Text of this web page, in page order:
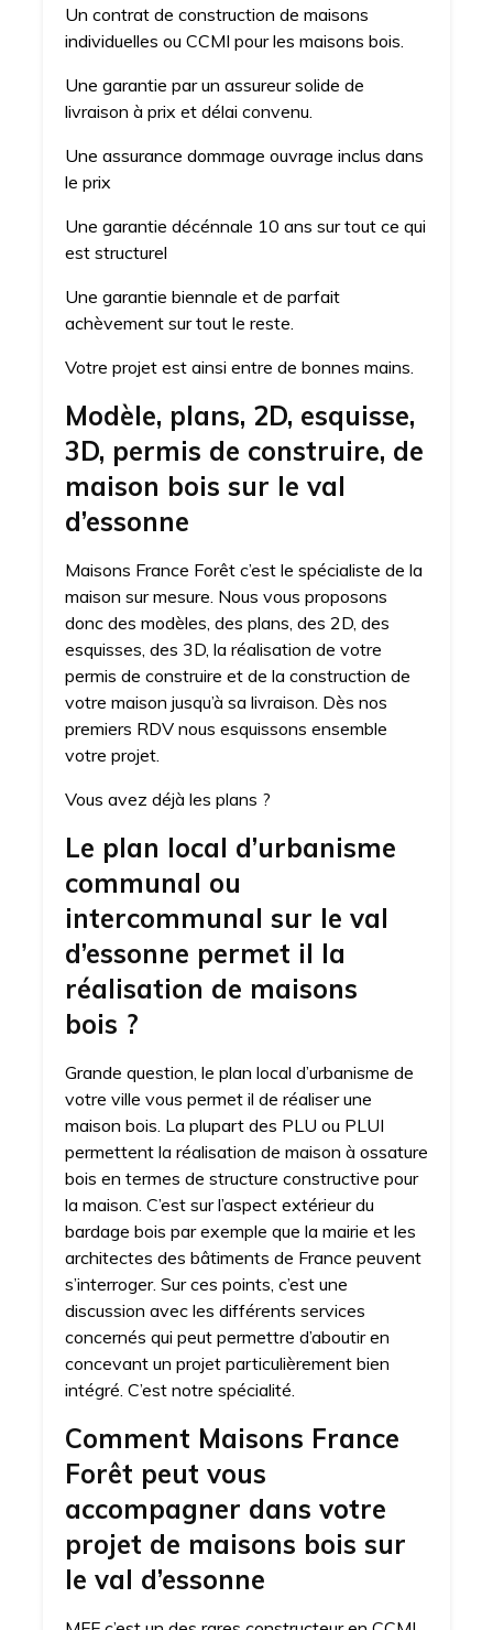
Un contrat de construction de maisons
individuelles ou CCMI pour les maisons bois.
Une garantie par un assureur solide de
livraison à prix et délai convenu.
Une assurance dommage ouvrage inclus dans
le prix
Une garantie décénnale 10 ans sur tout ce qui
est structurel
Une garantie biennale et de parfait
achèvement sur tout le reste.
Votre projet est ainsi entre de bonnes mains.
Modèle, plans, 2D, esquisse,
3D, permis de construire, de
maison bois sur le val
d’essonne
Maisons France Forêt c’est le spécialiste de la
maison sur mesure. Nous vous proposons
donc des modèles, des plans, des 2D, des
esquisses, des 3D, la réalisation de votre
permis de construire et de la construction de
votre maison jusqu’à sa livraison. Dès nos
premiers RDV nous esquissons ensemble
votre projet.
Vous avez déjà les plans ?
Le plan local d’urbanisme
communal ou
intercommunal sur le val
d’essonne permet il la
réalisation de maisons
bois ?
Grande question, le plan local d’urbanisme de
votre ville vous permet il de réaliser une
maison bois. La plupart des PLU ou PLUI
permettent la réalisation de maison à ossature
bois en termes de structure constructive pour
la maison. C’est sur l’aspect extérieur du
bardage bois par exemple que la mairie et les
architectes des bâtiments de France peuvent
s’interroger. Sur ces points, c’est une
discussion avec les différents services
concernés qui peut permettre d’aboutir en
concevant un projet particulièrement bien
intégré. C’est notre spécialité.
Comment Maisons France
Forêt peut vous
accompagner dans votre
projet de maisons bois sur
le val d’essonne